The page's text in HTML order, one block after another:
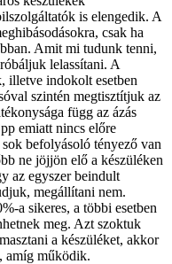
is elengedik. A
csak ha
Amit mi tudunk tenni,
lelassítani. A
illetve indokolt esetben
szintén megtisztítjuk az
függ az ázás
emiatt nincs előre
befolyásoló tényező van
ne jöjjön elő a készüléken
az egyszer beindult
megállítani nem.
a sikeres, a többi esetben
meg. Azt szoktuk
a készüléket, akkor
amíg működik.